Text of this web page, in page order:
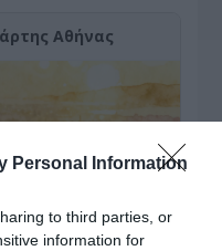
Personal Information
to third parties, or
information for
Αθήνας